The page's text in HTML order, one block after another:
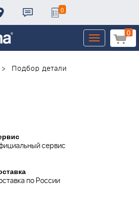
0
0
Toggle
navigation
Подбор детали
сервис
по России